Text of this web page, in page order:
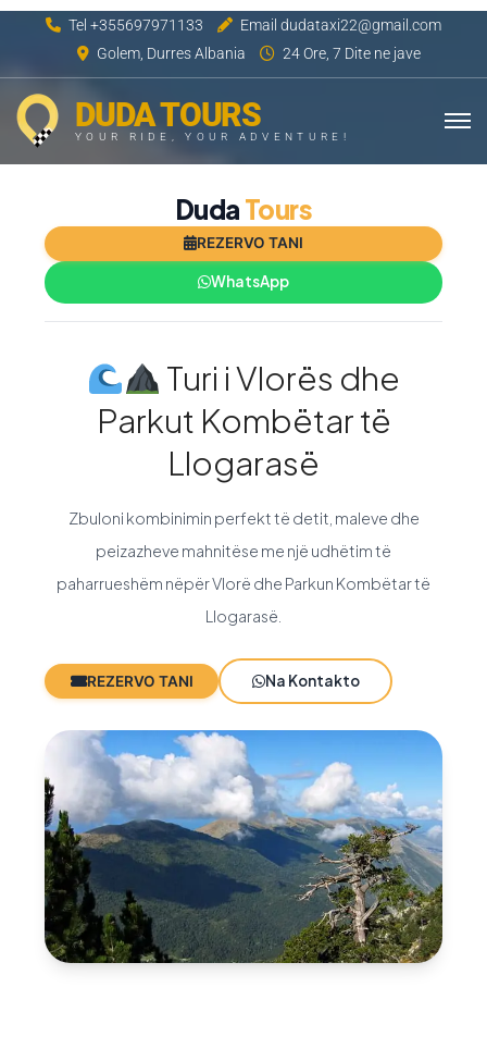
Tel +355697971133
Email dudataxi22@gmail.com
Golem, Durres Albania
24 Ore, 7 Dite ne jave
DUDA TOURS
YOUR RIDE, YOUR ADVENTURE!
Duda Tours
REZERVO TANI
WhatsApp
Turi i Vlorës dhe
Parkut Kombëtar të
Llogarasë
Zbuloni kombinimin perfekt të detit, maleve dhe
peizazheve mahnitëse me një udhëtim të
paharrueshëm nëpër Vlorë dhe Parkun Kombëtar të
Llogarasë.
REZERVO TANI Na Kontakto